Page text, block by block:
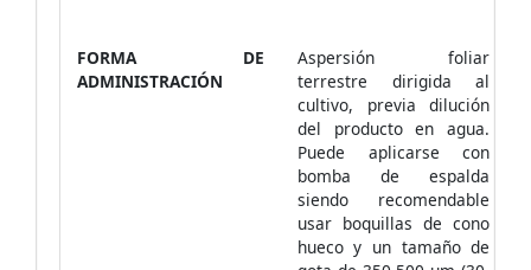
FORMA DE
ADMINISTRACIÓN
Aspersión foliar
terrestre dirigida al
cultivo, previa dilución
del producto en agua.
Puede aplicarse con
bomba de espalda
siendo recomendable
usar boquillas de cono
hueco y un tamaño de